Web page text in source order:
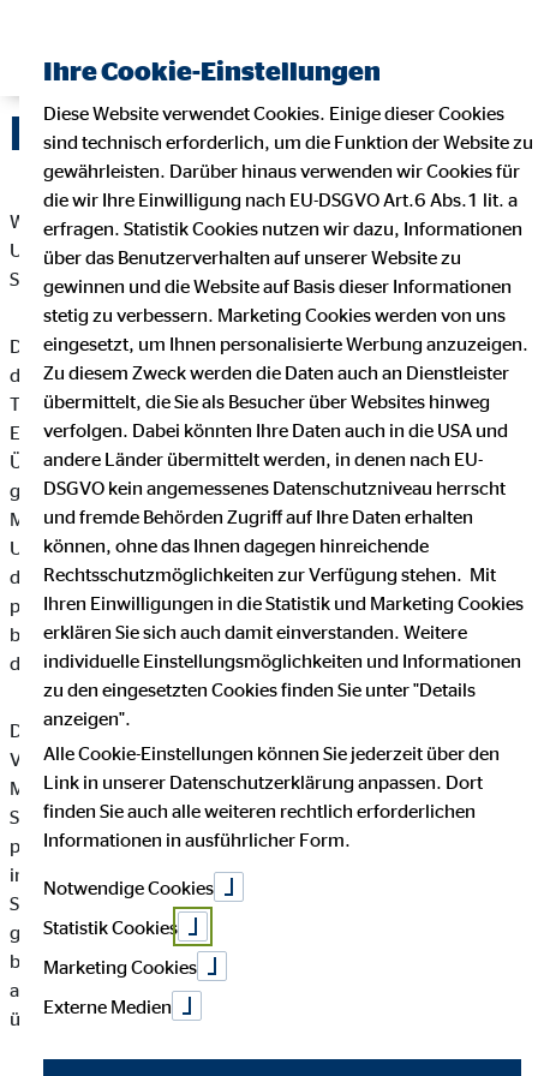
Datenschutz
Wir freuen uns sehr über Ihr Interesse an unserem
Unternehmen. Datenschutz hat einen besonders hohen
Stellenwert bei der OVB Vermögensberatung AG.
Die Verarbeitung personenbezogener Daten, beispielsweise
des Namens, der Anschrift, E-Mail-Adresse oder
Telefonnummer einer betroffenen Person, erfolgt stets im
Einklang mit der Datenschutz-Grundverordnung und in
Übereinstimmung mit den für die OVB Vermögensberatung AG
geltenden landesspezifischen Datenschutzbestimmungen.
Mittels dieser Datenschutzerklärung möchte unser
Unternehmen die Öffentlichkeit über Art, Umfang und Zweck
der von uns erhobenen, genutzten und verarbeiteten
personenbezogenen Daten informieren. Ferner werden
betroffene Personen mittels dieser Datenschutzerklärung über
die ihnen zustehenden Rechte aufgeklärt.
Die OVB Vermögensberatung AG hat als für die Verarbeitung
Verantwortlicher zahlreiche technische und organisatorische
Maßnahmen umgesetzt, um einen möglichst lückenlosen
Schutz der über diese Internetseite verarbeiteten
personenbezogenen Daten sicherzustellen. Dennoch können
internetbasierte Datenübertragungen grundsätzlich
Sicherheitslücken aufweisen, sodass ein absoluter Schutz nicht
gewährleistet werden kann. Aus diesem Grund steht es jeder
betroffenen Person frei, personenbezogene Daten auch auf
alternativen Wegen, beispielsweise telefonisch, an uns zu
übermitteln.
Ihre Cookie-Einstellungen
Diese Website verwendet Cookies. Einige dieser Cookies
sind technisch erforderlich, um die Funktion der Website zu
gewährleisten. Darüber hinaus verwenden wir Cookies für
die wir Ihre Einwilligung nach EU-DSGVO Art.6 Abs.1 lit. a
erfragen. Statistik Cookies nutzen wir dazu, Informationen
über das Benutzerverhalten auf unserer Website zu
gewinnen und die Website auf Basis dieser Informationen
stetig zu verbessern. Marketing Cookies werden von uns
eingesetzt, um Ihnen personalisierte Werbung anzuzeigen.
Zu diesem Zweck werden die Daten auch an Dienstleister
übermittelt, die Sie als Besucher über Websites hinweg
verfolgen. Dabei könnten Ihre Daten auch in die USA und
andere Länder übermittelt werden, in denen nach EU-
DSGVO kein angemessenes Datenschutzniveau herrscht
und fremde Behörden Zugriff auf Ihre Daten erhalten
können, ohne das Ihnen dagegen hinreichende
Rechtsschutzmöglichkeiten zur Verfügung stehen. Mit
Ihren Einwilligungen in die Statistik und Marketing Cookies
erklären Sie sich auch damit einverstanden. Weitere
individuelle Einstellungsmöglichkeiten und Informationen
zu den eingesetzten Cookies finden Sie unter "Details
anzeigen".
Alle Cookie-Einstellungen können Sie jederzeit über den
Link in unserer Datenschutzerklärung anpassen. Dort
finden Sie auch alle weiteren rechtlich erforderlichen
Informationen in ausführlicher Form.
Notwendige Cookies
Statistik Cookies
Marketing Cookies
Externe Medien